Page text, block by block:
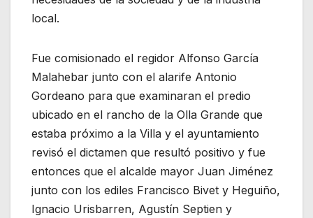
local.
Fue comisionado el regidor Alfonso García
Malahebar junto con el alarife Antonio
Gordeano para que examinaran el predio
ubicado en el rancho de la Olla Grande que
estaba próximo a la Villa y el ayuntamiento
revisó el dictamen que resultó positivo y fue
entonces que el alcalde mayor Juan Jiménez
junto con los ediles Francisco Bivet y Heguiño,
Ignacio Urisbarren, Agustín Septien y